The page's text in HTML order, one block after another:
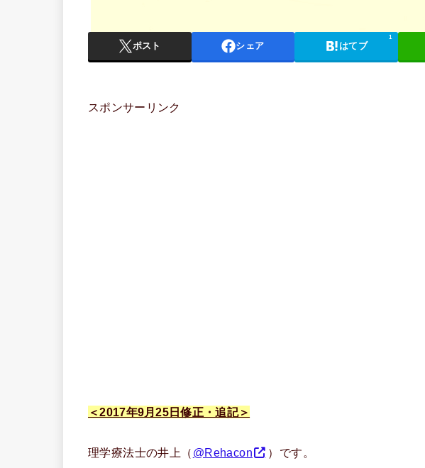
ポスト シェア はてブ
1
スポンサーリンク
＜2017年9月25日修正・追記＞
理学療法士の井上（ @Rehacon ）です。